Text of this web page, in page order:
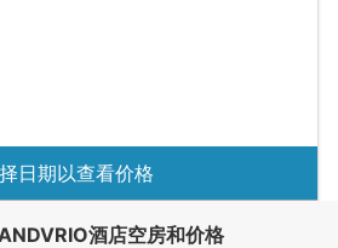
日期以查看价格
酒店空房和价格